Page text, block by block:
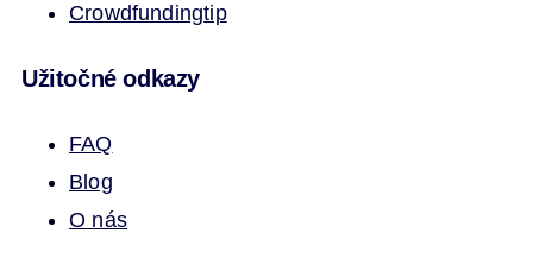
Crowdfundingtip
Užitočné odkazy
FAQ
Blog
O nás